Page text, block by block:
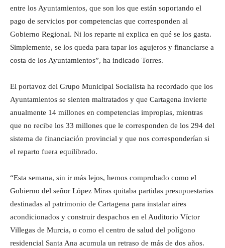
entre los Ayuntamientos, que son los que están soportando el
pago de servicios por competencias que corresponden al
Gobierno Regional. Ni los reparte ni explica en qué se los gasta.
Simplemente, se los queda para tapar los agujeros y financiarse a
costa de los Ayuntamientos”, ha indicado Torres.
El portavoz del Grupo Municipal Socialista ha recordado que los
Ayuntamientos se sienten maltratados y que Cartagena invierte
anualmente 14 millones en competencias impropias, mientras
que no recibe los 33 millones que le corresponden de los 294 del
sistema de financiación provincial y que nos corresponderían si
el reparto fuera equilibrado.
“Esta semana, sin ir más lejos, hemos comprobado como el
Gobierno del señor López Miras quitaba partidas presupuestarias
destinadas al patrimonio de Cartagena para instalar aires
acondicionados y construir despachos en el Auditorio Víctor
Villegas de Murcia, o como el centro de salud del polígono
residencial Santa Ana acumula un retraso de más de dos años.